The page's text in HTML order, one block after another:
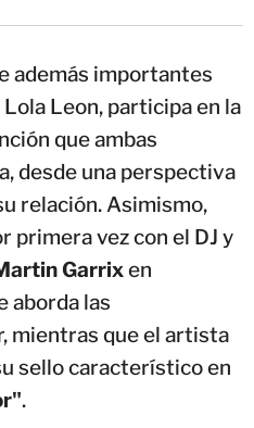
además importantes
Leon, participa en la
que ambas
desde una perspectiva
relación. Asimismo,
primera vez con el DJ y
Garrixen
aborda las
mientras que el artista
sello característico en
.